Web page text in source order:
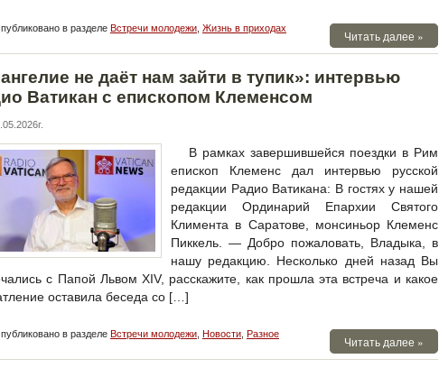
в разделе Встречи молодежи Жизнь в приходах
Читать далее »
не даёт нам зайти в тупик»: интервью
Ватикан с епископом Клеменсом
В рамках завершившейся поездки в Рим
епископ Клеменс дал интервью русской
редакции Радио Ватикана: В гостях у нашей
редакции Ординарий Епархии Святого
Климента в Саратове, монсиньор Клеменс
Пиккель. — Добро пожаловать, Владыка, в
нашу редакцию. Несколько дней назад Вы
с Папой Львом XIV, расскажите, как прошла эта встреча и какое
оставила беседа со […]
в разделе Встречи молодежи Новости Разное
Читать далее »